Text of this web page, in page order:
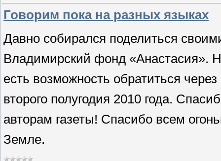
Говорим пока на разных языках
Давно собирался поделиться
Владимирский фонд «Анастасия».
есть возможность обратиться
второго полугодия 2010 года.
авторам газеты! Спасибо всем
Земле.